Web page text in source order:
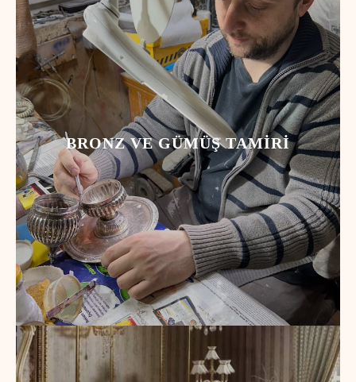
BRONZ VE GÜMÜŞ TAMIRI